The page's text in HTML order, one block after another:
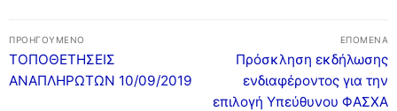
ΣΥΧΝΕΣ ΕΡΩΤΗΣΕΙΣ – ΤΜΗΜΑ ΠΡΟΣΩΠΙΚΟΥ
Πλοήγηση
άρθρων
ΠΡΟΗΓΟΎΜΕΝΟ
Προηγούμενο
άρθρο:
ΤΟΠΟΘΕΤΗΣΕΙΣ
ΑΝΑΠΛΗΡΩΤΩΝ 10/09/2019
ΕΠΌΜΕΝΑ
Επόμενο
άρθρο:
Πρόσκληση εκδήλωσης
ενδιαφέροντος για την
επιλογή Υπεύθυνου ΦΑΣΧΑ